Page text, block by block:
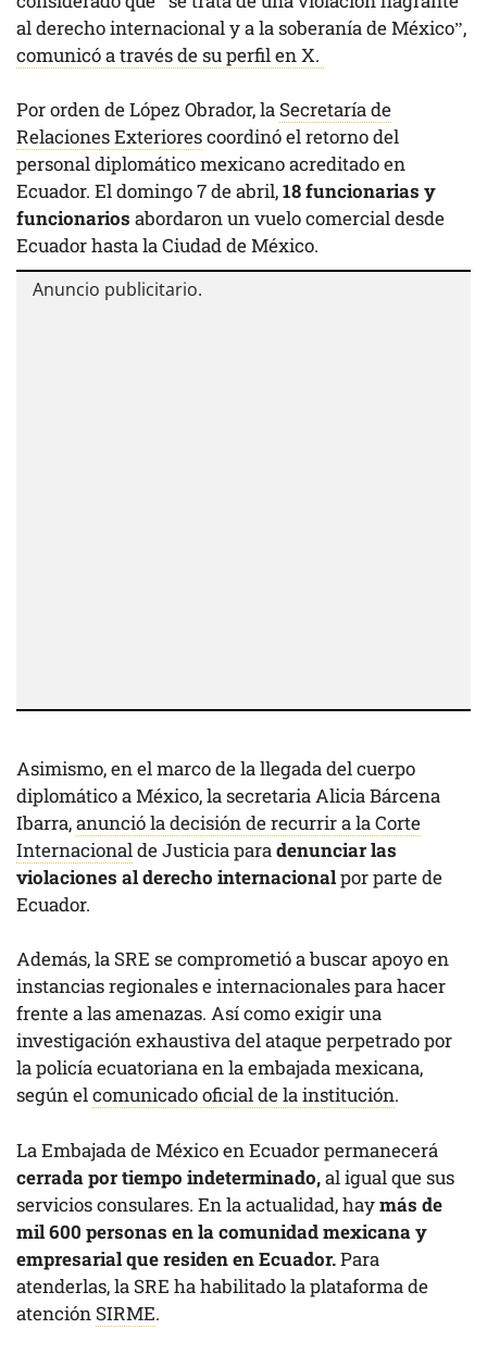
al derecho internacional y a la soberanía de México”,
comunicó a través de su perfil en X.
Por orden de López Obrador, la Secretaría de
Relaciones Exteriorescoordinó el retorno del
personal diplomático mexicano acreditado en
Ecuador. El domingo 7 de abril,18 funcionarias y
funcionarios abordaron un vuelo comercial desde
Ecuador hasta la Ciudad de México.
Asimismo, en el marco de la llegada del cuerpo
diplomático a México, la secretaria Alicia Bárcena
Ibarra,anunció la decisión de recurrir a la Corte
Internacionalde Justicia para denunciar las
violaciones al derecho internacionalpor parte de
Ecuador.
Además, la SRE se comprometió a buscar apoyo en
instancias regionales e internacionales para hacer
frente a las amenazas. Así como exigir una
investigación exhaustiva del ataque perpetrado por
la policía ecuatoriana en la embajada mexicana,
según elcomunicado oficial de la institución.
La Embajada de México en Ecuador permanecerá
cerrada por tiempo indeterminado,al igual que sus
servicios consulares. En la actualidad, haymás de
mil 600 personas en la comunidad mexicana y
empresarial que residen en Ecuador.Para
atenderlas, la SRE ha habilitado la plataforma de
atención SIRME.